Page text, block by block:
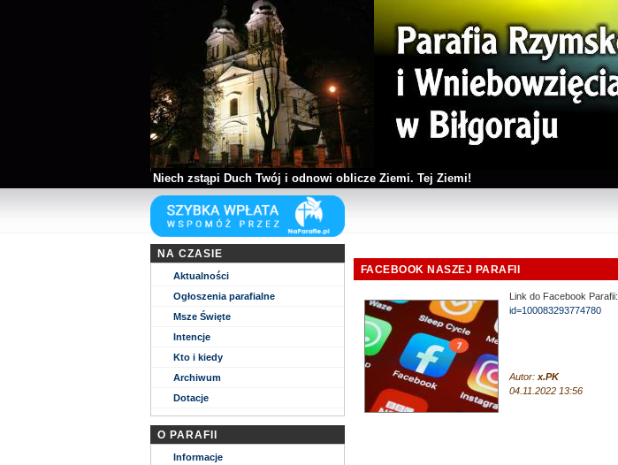
Kościół parafii WNMP w Biłgoraju
Niech zstąpi Duch Twój i odnowi oblicze Ziemi. Tej Ziemi!
NA CZASIE
Aktualności
Ogłoszenia parafialne
Msze Święte
Intencje
Kto i kiedy
Archiwum
Dotacje
O PARAFII
Informacje
FACEBOOK NASZEJ PARAFII
Link do Facebook Parafii:
id=100083293774780
Autor: x.PK
04.11.2022 13:56